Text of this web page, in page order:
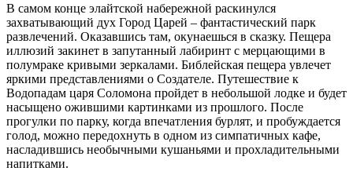
В самом конце элайтской набережной раскинулся
захватывающий дух Город Царей – фантастический парк
развлечений. Оказавшись там, окунаешься в сказку. Пещера
иллюзий закинет в запутанный лабиринт с мерцающими в
полумраке кривыми зеркалами. Библейская пещера увлечет
яркими представлениями о Создателе. Путешествие к
Водопадам царя Соломона пройдет в небольшой лодке и будет
насыщено ожившими картинками из прошлого. После
прогулки по парку, когда впечатления бурлят, и пробуждается
голод, можно передохнуть в одном из симпатичных кафе,
насладившись необычными кушаньями и прохладительными
напитками.